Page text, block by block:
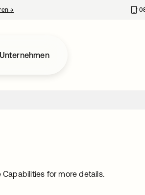
→
Unternehmen
for more details.